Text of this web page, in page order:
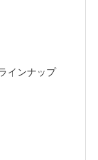
インナップ